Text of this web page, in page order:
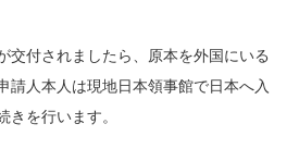
交付されましたら、原本を外国にいる
人本人は現地日本領事館で日本へ入
きを行います。